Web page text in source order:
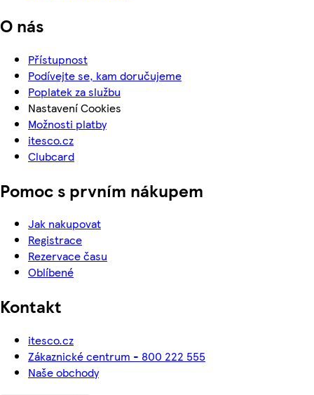
O nás
Přístupnost
Podívejte se, kam doručujeme
Poplatek za službu
Nastavení Cookies
Možnosti platby
itesco.cz
Clubcard
Pomoc s prvním nákupem
Jak nakupovat
Registrace
Rezervace času
Oblíbené
Kontakt
itesco.cz
Zákaznické centrum - 800 222 555
Naše obchody